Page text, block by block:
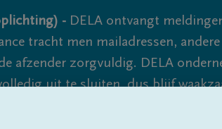
- DELA ontvangt
tracht men mailadressen,
afzender zorgvuldig. DELA
uit te sluiten, dus blijf